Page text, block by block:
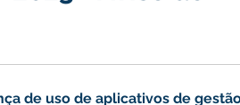
de uso de aplicativos de